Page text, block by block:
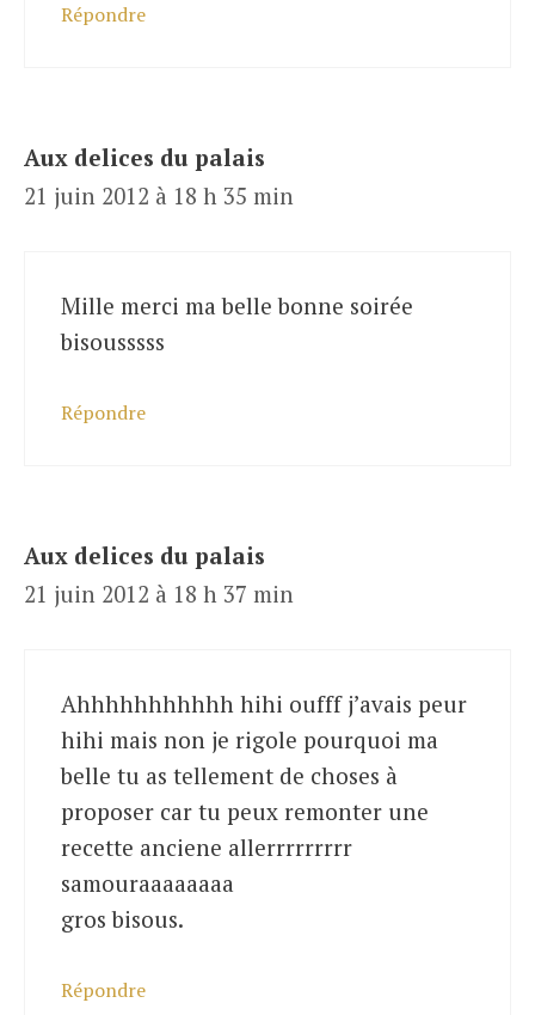
Répondre
Aux delices du palais
21 juin 2012 à 18 h 35 min
Mille merci ma belle bonne soirée
bisousssss
Répondre
Aux delices du palais
21 juin 2012 à 18 h 37 min
Ahhhhhhhhhhh hihi oufff j’avais peur
hihi mais non je rigole pourquoi ma
belle tu as tellement de choses à
proposer car tu peux remonter une
recette anciene allerrrrrrrrr
samouraaaaaaaa
gros bisous.
Répondre